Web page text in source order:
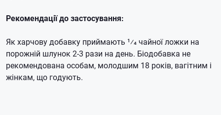
Рекомендації до застосування:
Як харчову добавку приймають 1⁄4 чайної ложки на
порожній шлунок 2-3 рази на день. Біодобавка не
рекомендована особам, молодшим 18 років, вагітним і
жінкам, що годують.